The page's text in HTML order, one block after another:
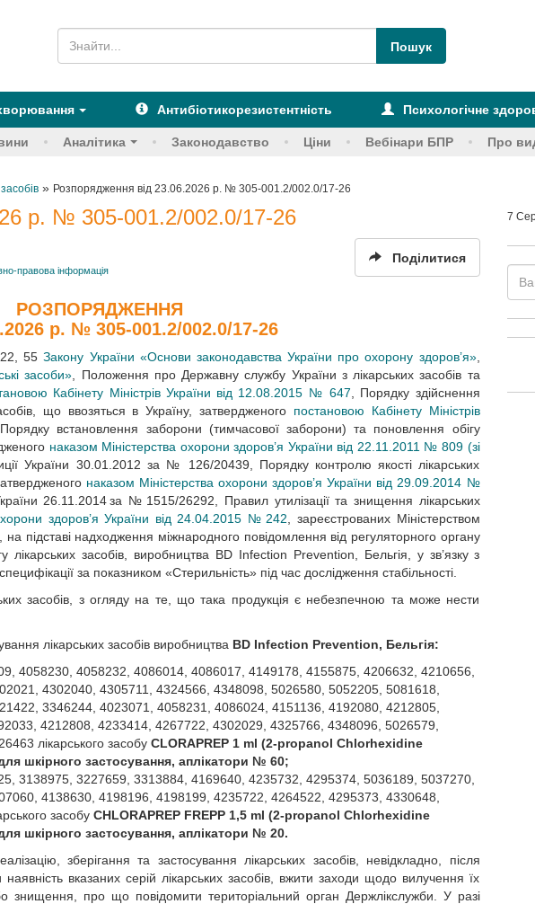
Антибіотикорезистентність Психологічне
Аналітика Законодавство Ціни Вебінари БПР Про
» Розпорядження від 23.06.2026 р. № 305-001.2/002.0/17-26
р. № 305-001.2/002.0/17-26
правова інформація
Поділитися
РОЗПОРЯДЖЕННЯ
р. № 305-001.2/002.0/17-26
22, 55Закону України «Основи законодавства України про охорону здоров’я»,
засоби» , Положення про Державну службу України з лікарських засобів та
Кабінету Міністрів України від 12.08.2015 № 647 , Порядку здійснення
що ввозяться в Україну, затвердженого постановою Кабінету Міністрів
Порядку встановлення заборони (тимчасової заборони) та поновлення обігу
наказом Міністерства охорони здоров’я України від 22.11.2011 № 809 (зі
України 30.01.2012 за № 126/20439, Порядку контролю якості лікарських
наказом Міністерства охорони здоров’я України від 29.09.2014 №
26.11.2014 за № 1515/26292, Правил утилізації та знищення лікарських
здоров’я України від 24.04.2015 № 242 , зареєстрованих Міністерством
підставі надходження міжнародного повідомлення від регуляторного органу
засобів, виробництва BD Infection Prevention, Бельгія, у зв’язку з
за показником «Стерильність» під час дослідження стабільності.
засобів, з огляду на те, що така продукція є небезпечною та може нести
лікарських засобів виробництва BD Infection Prevention, Бельгія:
4058230, 4058232, 4086014, 4086017, 4149178, 4155875, 4206632, 4210656,
4302040, 4305711, 4324566, 4348098, 5026580, 5052205, 5081618,
3346244, 4023071, 4058231, 4086024, 4151136, 4192080, 4212805,
4212808, 4233414, 4267722, 4302029, 4325766, 4348096, 5026579,
лікарського засобу CLORAPREP 1 ml (2-propanol Chlorhexidine
шкірного застосування, аплікатори № 60;
3138975, 3227659, 3313884, 4169640, 4235732, 4295374, 5036189, 5037270,
4138630, 4198196, 4198199, 4235722, 4264522, 4295373, 4330648,
засобу CHLORAPREP FREPP 1,5 ml (2-propanol Chlorhexidine
шкірного застосування, аплікатори № 20.
зберігання та застосування лікарських засобів, невідкладно, після
вказаних серій лікарських засобів, вжити заходи щодо вилучення їх
знищення, про що повідомити територіальний орган Держлікслужби. У разі
7